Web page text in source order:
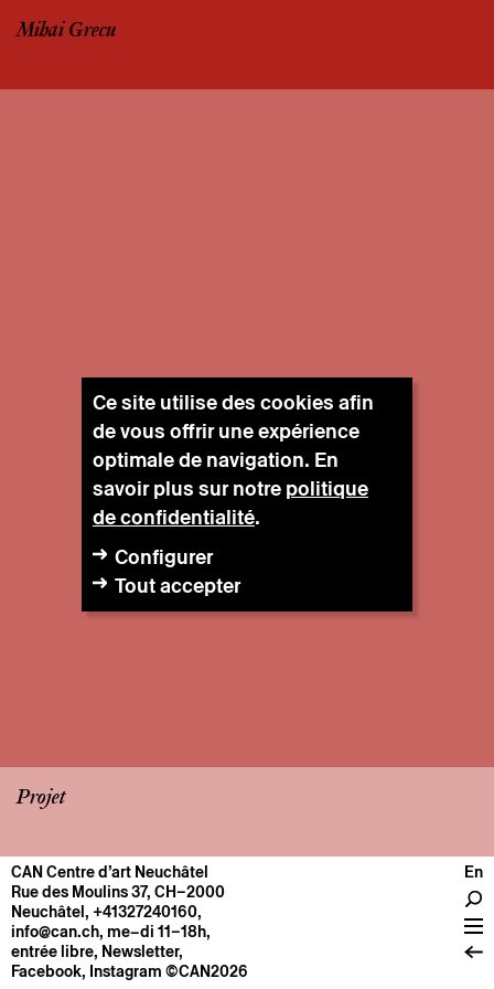
Mihai Grecu
Projet
CENTRE
Infos pratiques
Fonctionnement
À propos
CAN Centre d’art Neuchâtel
Rue des Moulins 37, CH–2000
Neuchâtel, +41327240160,
info@can.ch, me–di 11–18h,
entrée libre, Newsletter,
Facebook, Instagram ©CAN2026
En
Ce site utilise des cookies afin
de vous offrir une expérience
optimale de navigation. En
savoir plus sur notre politique
de confidentialité.
Configurer
Tout accepter